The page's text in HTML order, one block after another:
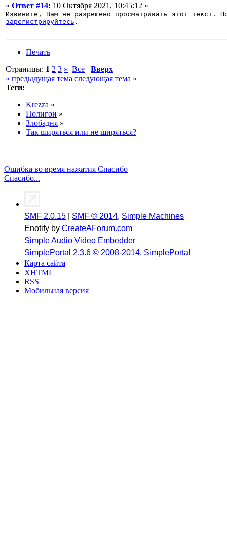
« Ответ #14: 10 Октября 2021, 10:45:12 »
Извините, Вам не разрешено просматривать этот текст.
зарегистрируйтесь .
Печать
Страницы: 1 2 3 » Все
Вверх
« предыдущая тема следующая тема »
Теги:
Krezza »
Полигон »
Злобадня »
Так ширяться или не ширяться?
Ошибка во время нажатия Спасибо
Спасибо...
SMF 2.0.15 SMF © 2014, Simple Machines
Enotify by CreateAForum.com
Simple Audio Video Embedder
SimplePortal 2.3.6 © 2008-2014, SimplePortal
Карта сайта
XHTML
RSS
Мобильная версия